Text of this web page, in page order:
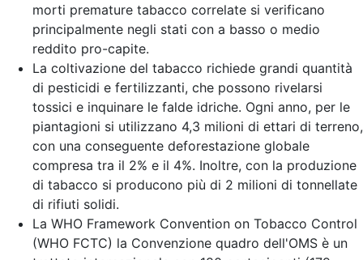
morti premature tabacco correlate si verificano
principalmente negli stati con a basso o medio
reddito pro-capite.
La coltivazione del tabacco richiede grandi quantità
di pesticidi e fertilizzanti, che possono rivelarsi
tossici e inquinare le falde idriche. Ogni anno, per le
piantagioni si utilizzano 4,3 milioni di ettari di terreno,
con una conseguente deforestazione globale
compresa tra il 2% e il 4%. Inoltre, con la produzione
di tabacco si producono più di 2 milioni di tonnellate
di rifiuti solidi.
La WHO Framework Convention on Tobacco Control
(WHO FCTC) la Convenzione quadro dell'OMS è un